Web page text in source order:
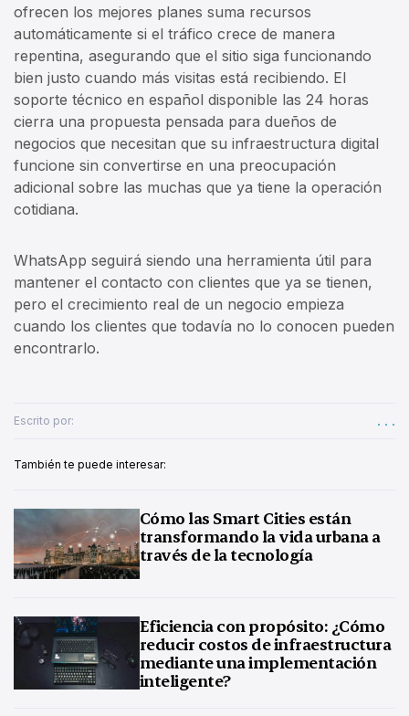
ofrecen los mejores planes suma recursos
automáticamente si el tráfico crece de manera
repentina, asegurando que el sitio siga funcionando
bien justo cuando más visitas está recibiendo. El
soporte técnico en español disponible las 24 horas
cierra una propuesta pensada para dueños de
negocios que necesitan que su infraestructura digital
funcione sin convertirse en una preocupación
adicional sobre las muchas que ya tiene la operación
cotidiana.
WhatsApp seguirá siendo una herramienta útil para
mantener el contacto con clientes que ya se tienen,
pero el crecimiento real de un negocio empieza
cuando los clientes que todavía no lo conocen pueden
encontrarlo.
Escrito por: . . .
También te puede interesar:
Cómo las Smart Cities están
transformando la vida urbana a
través de la tecnología
Eficiencia con propósito: ¿Cómo
reducir costos de infraestructura
mediante una implementación
inteligente?